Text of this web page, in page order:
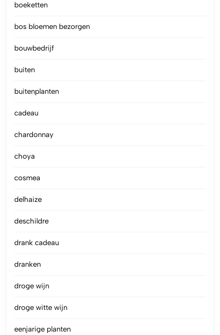
boeketten
bos bloemen bezorgen
bouwbedrijf
buiten
buitenplanten
cadeau
chardonnay
choya
cosmea
delhaize
deschildre
drank cadeau
dranken
droge wijn
droge witte wijn
eenjarige planten